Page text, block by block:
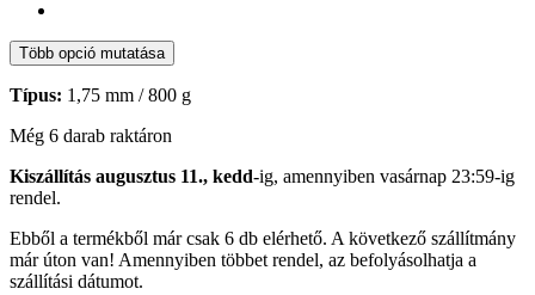
Több opció mutatása
Típus: 1,75 mm / 800 g
Még 6 darab raktáron
Kiszállítás augusztus 11., kedd-ig, amennyiben vasárnap 23:59-ig
rendel.
Ebből a termékből már csak 6 db elérhető. A következő szállítmány
már úton van! Amennyiben többet rendel, az befolyásolhatja a
szállítási dátumot.